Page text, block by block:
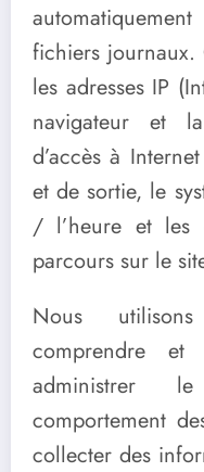
fichiers journaux.
les adresses IP
navigateur et
d’accès à
et de sortie, le
/ l’heure et les
parcours sur le
Nous
comprendre et
administrer
comportement
collecter des